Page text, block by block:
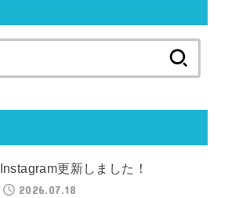
索:
Instagram更新しました！
2026.07.18